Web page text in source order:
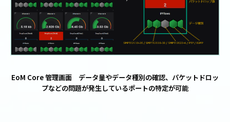
EoM Core 管理画面 データ量やデータ種別の確認、パケットドロッ
プなどの問題が発生しているポートの特定が可能